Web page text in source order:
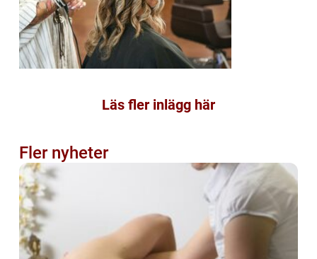
Läs fler inlägg här
Fler nyheter